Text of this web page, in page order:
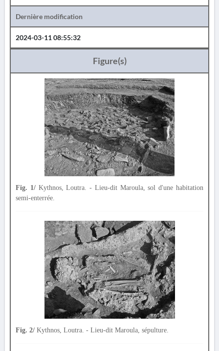
Dernière modification
2024-03-11 08:55:32
Figure(s)
Fig. 1/Kythnos, Loutra. - Lieu-dit Maroula, sol d'une habitation
semi-enterrée.
Fig. 2/ Kythnos, Loutra. - Lieu-dit Maroula, sépulture.